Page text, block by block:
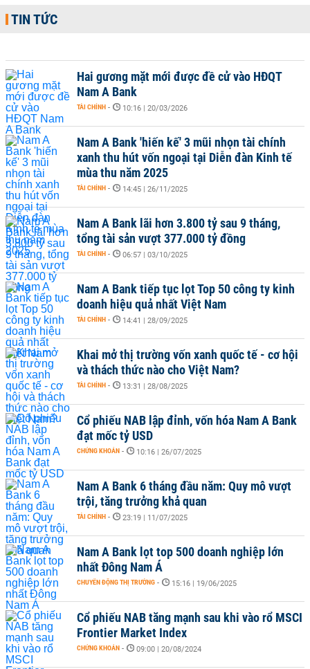
TIN TỨC
Hai gương mặt mới được đề cử vào HĐQT
Nam A Bank
TÀI CHÍNH - 10:16 | 20/03/2026
Nam A Bank 'hiến kế' 3 mũi nhọn tài chính
xanh thu hút vốn ngoại tại Diễn đàn Kinh tế
mùa thu năm 2025
TÀI CHÍNH - 14:45 | 26/11/2025
Nam A Bank lãi hơn 3.800 tỷ sau 9 tháng,
tổng tài sản vượt 377.000 tỷ đồng
TÀI CHÍNH - 06:57 | 03/10/2025
Nam A Bank tiếp tục lọt Top 50 công ty kinh
doanh hiệu quả nhất Việt Nam
TÀI CHÍNH - 14:41 | 28/09/2025
Khai mở thị trường vốn xanh quốc tế - cơ hội
và thách thức nào cho Việt Nam?
TÀI CHÍNH - 13:31 | 28/08/2025
Cổ phiếu NAB lập đỉnh, vốn hóa Nam A Bank
đạt mốc tỷ USD
CHỨNG KHOÁN - 10:16 | 26/07/2025
Nam A Bank 6 tháng đầu năm: Quy mô vượt
trội, tăng trưởng khả quan
TÀI CHÍNH - 23:19 | 11/07/2025
Nam A Bank lọt top 500 doanh nghiệp lớn
nhất Đông Nam Á
CHUYỂN ĐỘNG THỊ TRƯỜNG - 15:16 | 19/06/2025
Cổ phiếu NAB tăng mạnh sau khi vào rổ MSCI
Frontier Market Index
CHỨNG KHOÁN - 09:00 | 20/08/2024